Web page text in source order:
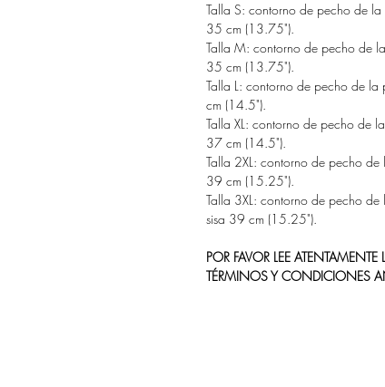
Talla S: contorno de pecho de
35 cm (13.75").
Talla M: contorno de pecho de
35 cm (13.75").
Talla L: contorno de pecho de
cm (14.5").
Talla XL: contorno de pecho de
37 cm (14.5").
Talla 2XL: contorno de pecho
39 cm (15.25").
Talla 3XL: contorno de pecho
sisa 39 cm (15.25").
POR FAVOR LEE
TÉRMINOS Y CONDICIONES